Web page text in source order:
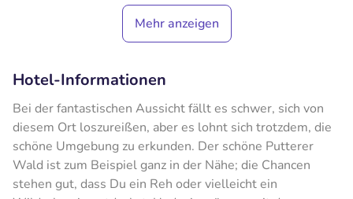
Mehr anzeigen
Hotel-Informationen
Bei der fantastischen Aussicht fällt es schwer, sich von
diesem Ort loszureißen, aber es lohnt sich trotzdem, die
schöne Umgebung zu erkunden. Der schöne Putterer
Wald ist zum Beispiel ganz in der Nähe; die Chancen
stehen gut, dass Du ein Reh oder vielleicht ein